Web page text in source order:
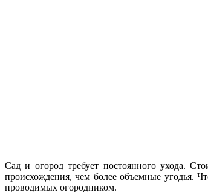
Сад и огород требует постоянного ухода.
происхождения, чем более объемные угодья.
проводимых огородником.